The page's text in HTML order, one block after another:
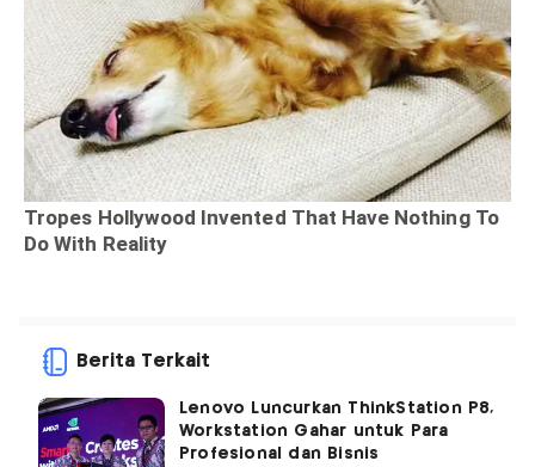
Berita Terkait
Lenovo Luncurkan ThinkStation P8,
Workstation Gahar untuk Para
Profesional dan Bisnis